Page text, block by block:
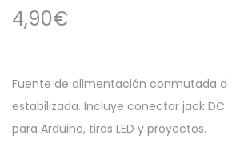
4,90€
Fuente de alimentación conmutada
estabilizada. Incluye conector jack DC
para Arduino, tiras LED y proyectos.